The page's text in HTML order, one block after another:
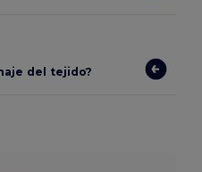
del tejido?